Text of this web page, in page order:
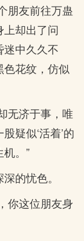
朋友前往万蛊
却出了问
迷中久久不
花纹，仿似
无济于事，唯
疑似‘活着’的
。”
的忧色。
你这位朋友身